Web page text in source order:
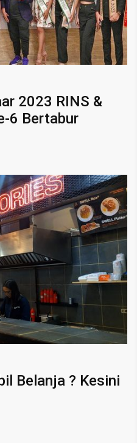
2023 RINS &
6 Bertabur
Belanja ? Kesini